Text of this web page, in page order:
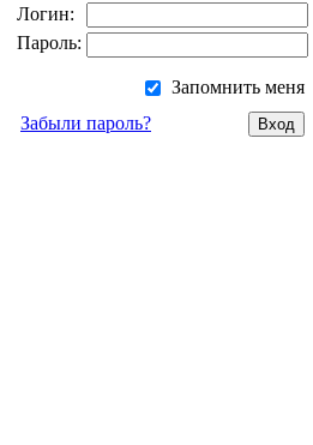
Логин:
Пароль:
Запомнить меня
Забыли пароль?